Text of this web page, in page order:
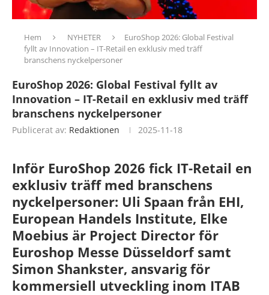
Hem NYHETER
EuroShop 2026: Global Festival
fyllt av Innovation – IT-Retail en exklusiv med träff
branschens nyckelpersoner
EuroShop 2026: Global Festival fyllt av
Innovation – IT-Retail en exklusiv med träff
branschens nyckelpersoner
Publicerat av: Redaktionen 2025-11-18
Inför EuroShop 2026 fick IT-Retail en
exklusiv träff med branschens
nyckelpersoner: Uli Spaan från EHI,
European Handels Institute, Elke
Moebius är Project Director för
Euroshop Messe Düsseldorf samt
Simon Shankster, ansvarig för
kommersiell utveckling inom ITAB